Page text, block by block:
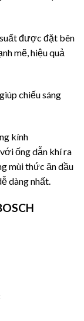
được đặt bên
mẽ, hiệu quả
chiếu sáng
kính
ống dẫn khí ra
mùi thức ăn dầu
dàng nhất.